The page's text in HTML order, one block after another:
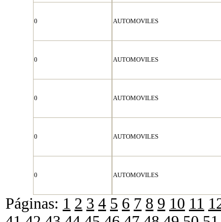
0 AUTOMOVILES
0 AUTOMOVILES
0 AUTOMOVILES
0 AUTOMOVILES
0 AUTOMOVILES
Páginas: 1 2 3 4 5 6 7 8 9 10 11